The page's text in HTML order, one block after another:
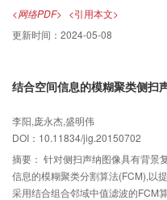
首先定义了一个视觉感知因子,该
动性区域、纹理区域、时域运动性
单位对拉格朗日乘子进行自适应调
关系,对量化参数做进一步的修正。
置下平均分别节省3.1%,4.9%的码
0.7%,2.2%的码率节省。 本文率失
适应的调整率失真优化过程中的拉
下,节省了码率,提高了HEVC的编码性
<网络PDF> <引用本文>
更新时间： 2024-05-08
结合空间信息的模糊聚类侧扫
李阳,庞永杰,盛明伟
DOI：10.11834/jig.20150702
摘要： 针对侧扫声纳图像具有背景
信息的模糊聚类分割算法(FCM),以
采用结合组合邻域中值滤波的FCM